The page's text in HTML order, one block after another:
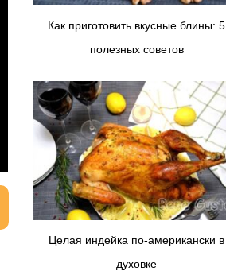
Как приготовить вкусные блины: 5
полезных советов
Целая индейка по-американски в
духовке